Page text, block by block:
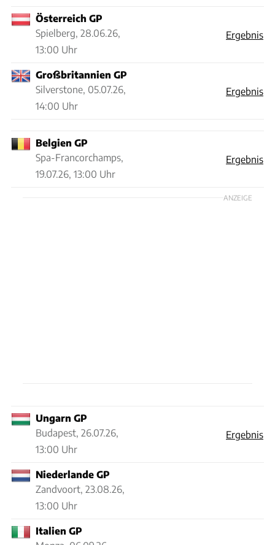
Österreich GP
Spielberg, 28.06.26,
13:00 Uhr
Ergebnis
Großbritannien GP
Silverstone, 05.07.26,
14:00 Uhr
Ergebnis
Belgien GP
Spa-Francorchamps,
19.07.26, 13:00 Uhr
Ergebnis
ANZEIGE
Ungarn GP
Budapest, 26.07.26,
13:00 Uhr
Ergebnis
Niederlande GP
Zandvoort, 23.08.26,
13:00 Uhr
Italien GP